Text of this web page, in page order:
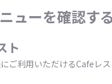
ューを確認する
ト
ご利用いただけるCafeレ